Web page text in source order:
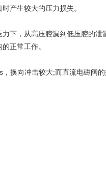
产生较大的压力损失。
，从高压腔漏到低压腔的泄
正常工作。
向冲击较大;而直流电磁阀的